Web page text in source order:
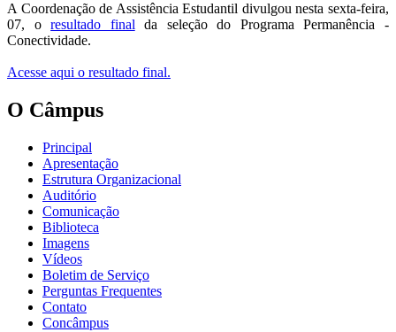
A Coordenação de Assistência Estudantil divulgou nesta sexta-feira,
07, oresultado finalda seleção do Programa Permanência -
Conectividade.
Acesse aqui o resultado final.
O Câmpus
Principal
Apresentação
Estrutura Organizacional
Auditório
Comunicação
Biblioteca
Imagens
Vídeos
Boletim de Serviço
Perguntas Frequentes
Contato
Concâmpus